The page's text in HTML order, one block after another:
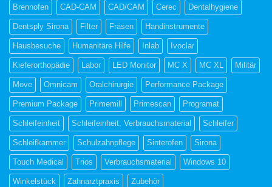
Brennofen CAD-CAM CAD/CAM Cerec Dentalhygiene
Dentsply Sirona Filter Fräsen Handinstrumente
Hausbesuche Humanitäre Hilfe Inlab Ivoclar
Kieferorthopädie Labor LED Monitor MC X MC XL Militär
Move Omnicam Oralchirurgie Performance Package
Premium Package Primemill Primescan Programat
Schleifeinheit Schleifeinheit; Verbrauchsmaterial Schleifer
Schleifkammer Schulzahnpflege Sinterofen Sirona
Touch Medical Trios Verbrauchsmaterial Windows 10
Winkelstück Zahnarztpraxis Zubehör